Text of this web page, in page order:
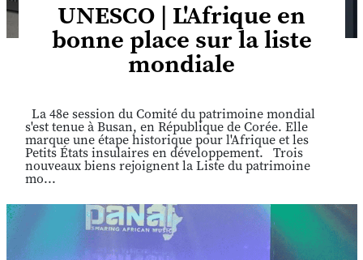
UNESCO | L'Afrique en
bonne place sur la liste
mondiale
La 48e session du Comité du patrimoine mondial
s'est tenue à Busan, en République de Corée. Elle
marque une étape historique pour l'Afrique et les
Petits États insulaires en développement. Trois
nouveaux biens rejoignent la Liste du patrimoine
mo...